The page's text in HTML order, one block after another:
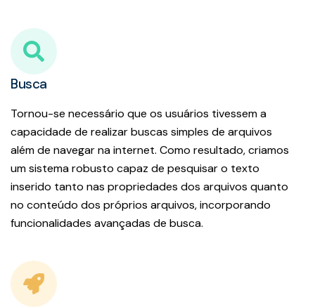
Busca
Tornou-se necessário que os usuários tivessem a
capacidade de realizar buscas simples de arquivos
além de navegar na internet. Como resultado, criamos
um sistema robusto capaz de pesquisar o texto
inserido tanto nas propriedades dos arquivos quanto
no conteúdo dos próprios arquivos, incorporando
funcionalidades avançadas de busca.